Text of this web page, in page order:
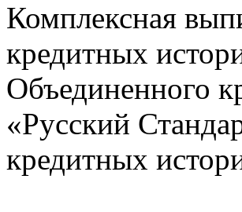
Комплексная
кредитных
Объединенного
«Русский
кредитных